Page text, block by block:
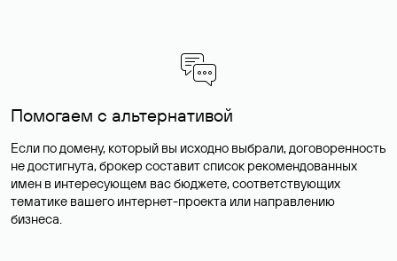
Помогаем с альтернативой
Если по домену, который вы исходно выбрали, договоренность
не достигнута, брокер составит список рекомендованных
имен в интересующем вас бюджете, соответствующих
тематике вашего интернет-проекта или направлению
бизнеса.